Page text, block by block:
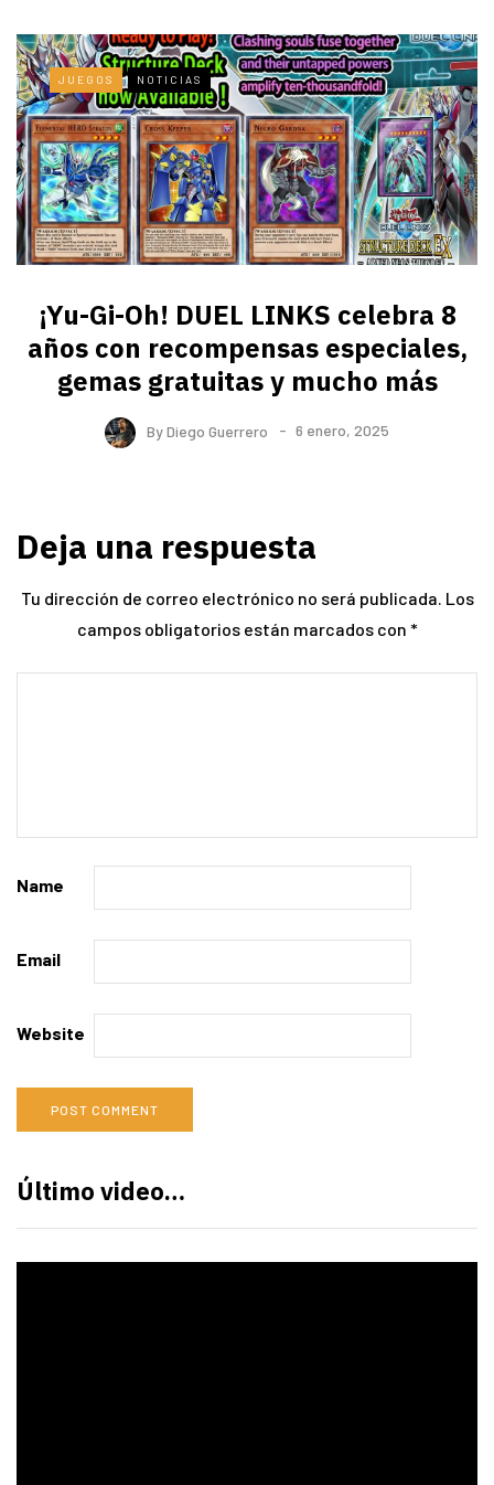
JUEGOS NOTICIAS
¡Yu-Gi-Oh! DUEL LINKS celebra 8
años con recompensas especiales,
gemas gratuitas y mucho más
ByDiego Guerrero 6 enero, 2025
Deja una respuesta
Tu dirección de correo electrónico no será publicada. Los
campos obligatorios están marcados con *
Name
Email
Website
Último video…